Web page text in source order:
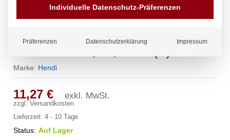
Sauteuse – ohne Deckel, HENDI,
Marke: Hendi
11,27€ exkl. MwSt.
zzgl.Versandkosten
Lieferzeit:4 - 10 Tage
Status: Auf Lager
Individuelle Datenschutz-Präferenzen
Präferenzen Datenschutzerklärung Impressum